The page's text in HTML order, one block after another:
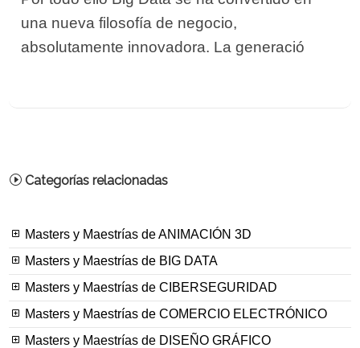
una nueva filosofía de negocio,
absolutamente innovadora. La generació
Categorías relacionadas
Masters y Maestrías de ANIMACIÓN 3D
Masters y Maestrías de BIG DATA
Masters y Maestrías de CIBERSEGURIDAD
Masters y Maestrías de COMERCIO ELECTRÓNICO
Masters y Maestrías de DISEÑO GRÁFICO